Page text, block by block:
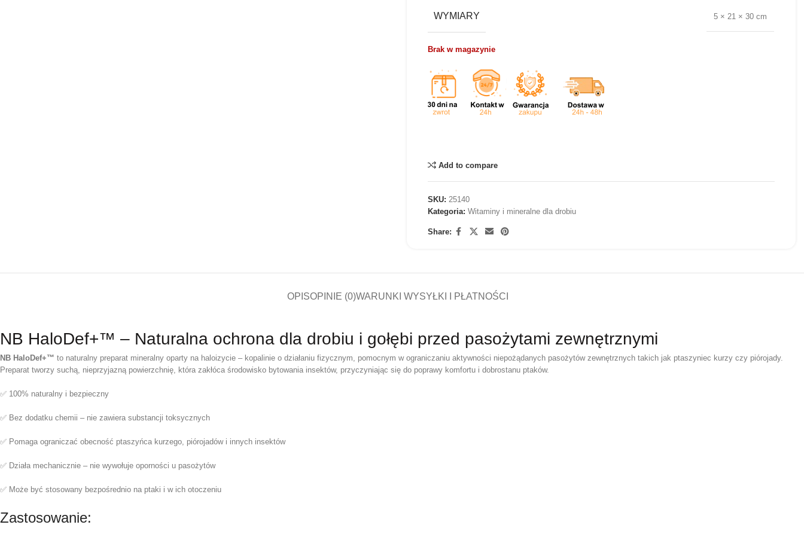
WYMIARY 5 × 21 × 30 cm
Brak w magazynie
Add to compare
SKU: 25140
Kategoria: Witaminy i mineralne dla drobiu
Share:
OPISOPINIE (0)WARUNKI WYSYŁKI I PŁATNOŚCI
NB HaloDef+™ – Naturalna ochrona dla drobiu i gołębi przed pasożytami zewnętrznymi
NB HaloDef+™ to naturalny preparat mineralny oparty na haloizycie – kopalinie o działaniu fizycznym, pomocnym w ograniczaniu aktywności niepożądanych pasożytów zewnętrznych takich jak ptaszyniec kurzy czy piórojady.
Preparat tworzy suchą, nieprzyjazną powierzchnię, która zakłóca środowisko bytowania insektów, przyczyniając się do poprawy komfortu i dobrostanu ptaków.
✅ 100% naturalny i bezpieczny
✅ Bez dodatku chemii – nie zawiera substancji toksycznych
✅ Pomaga ograniczać obecność ptaszyńca kurzego, piórojadów i innych insektów
✅ Działa mechanicznie – nie wywołuje oporności u pasożytów
✅ Może być stosowany bezpośrednio na ptaki i w ich otoczeniu
Zastosowanie: